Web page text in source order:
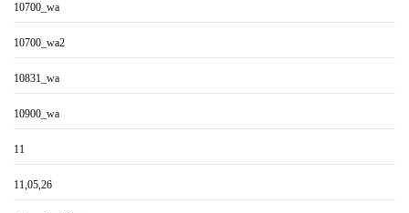
10700_wa
10700_wa2
10831_wa
10900_wa
11
11,05,26